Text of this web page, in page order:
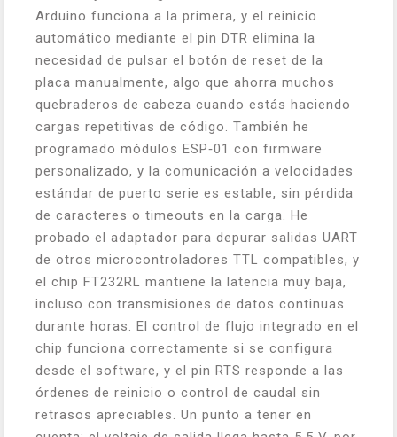
Arduino funciona a la primera, y el reinicio
automático mediante el pin DTR elimina la
necesidad de pulsar el botón de reset de la
placa manualmente, algo que ahorra muchos
quebraderos de cabeza cuando estás haciendo
cargas repetitivas de código. También he
programado módulos ESP‑01 con firmware
personalizado, y la comunicación a velocidades
estándar de puerto serie es estable, sin pérdida
de caracteres o timeouts en la carga. He
probado el adaptador para depurar salidas UART
de otros microcontroladores TTL compatibles, y
el chip FT232RL mantiene la latencia muy baja,
incluso con transmisiones de datos continuas
durante horas. El control de flujo integrado en el
chip funciona correctamente si se configura
desde el software, y el pin RTS responde a las
órdenes de reinicio o control de caudal sin
retrasos apreciables. Un punto a tener en